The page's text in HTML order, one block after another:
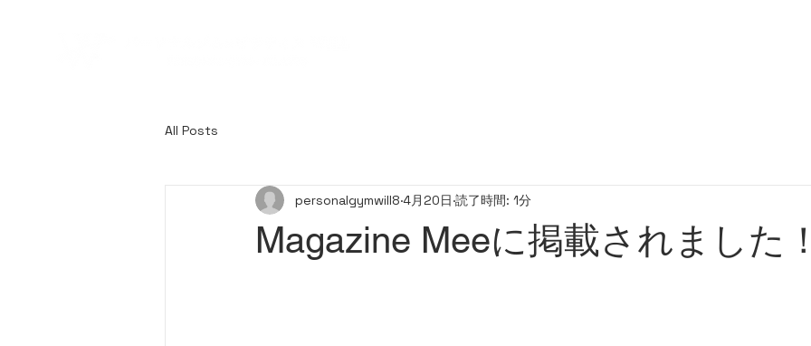
All Posts
Magazine Meeに掲載されました！
personalgymwill8 4月20日 読了時間: 1分